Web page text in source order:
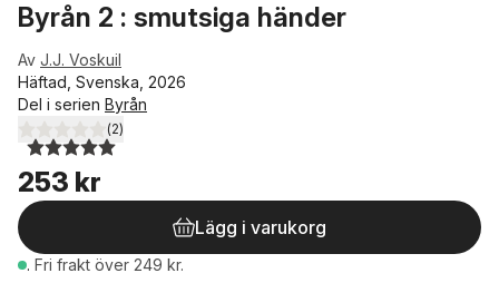
Byrån 2 : smutsiga händer
Av J.J. Voskuil
Häftad, Svenska, 2026
Del i serien Byrån
5,0utav 5 stjärnor. Totalt antal röster:
(2)
253 kr
Lägg i varukorg
. Fri frakt över 249 kr.